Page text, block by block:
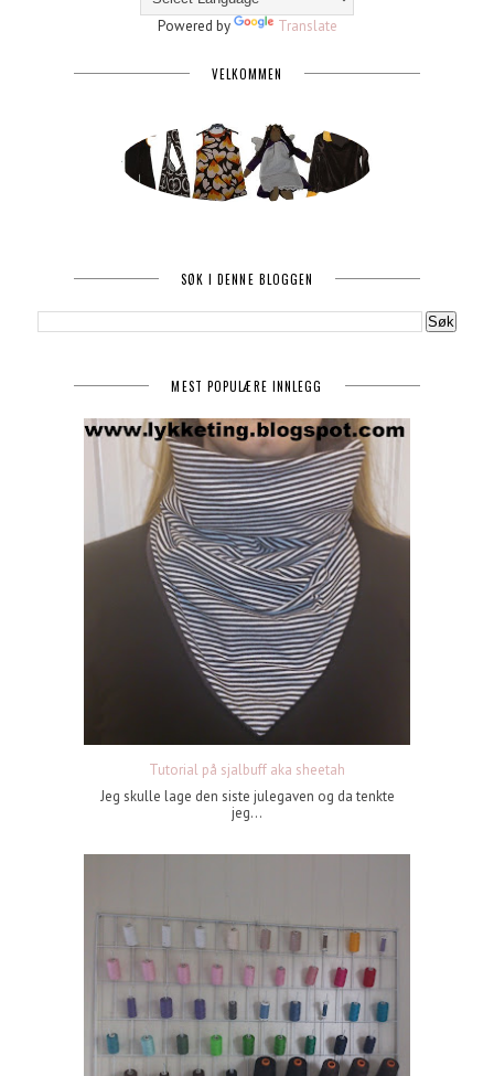
Powered by Translate
VELKOMMEN
SØK I DENNE BLOGGEN
MEST POPULÆRE INNLEGG
Tutorial på sjalbuff aka sheetah
Jeg skulle lage den siste julegaven og da tenkte
jeg...